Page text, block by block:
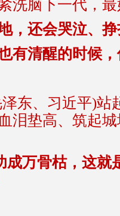
洗脑下一代，
，还会哭泣、
有清醒的时候
东、习近平)站
泪垫高、筑起
成万骨枯，这就